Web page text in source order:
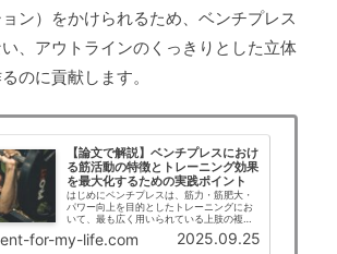
ン）をかけられるため、ベンチプレス
、アウトラインのくっきりとした立体
のに貢献します。
【論文で解説】ベンチプレスにおけ
る筋活動の特徴とトレーニング効果
を最大化するための実践ポイント
はじめにベンチプレスは、筋力・筋肥大・
パワー向上を目的としたトレーニングにお
いて、最も広く用いられている上肢の複合
的な高負荷運動です。特に大胸筋、上腕三
頭筋、三角筋前部などの主要筋群を効率的
for-my-life.com 2025.09.25